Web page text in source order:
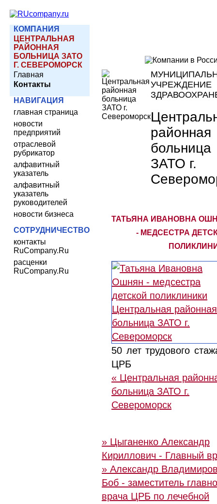
КОМПАНИЯ
ЦЕНТРАЛЬНАЯ
РАЙОННАЯ
БОЛЬНИЦА ЗАТО
Г. СЕВЕРОМОРСК
Главная
Контакты
НАВИГАЦИЯ
главная страница
новости
предприятий
отраслевой
рубрикатор
алфавитный
указатель
алфавитный
указатель
руководителей
новости бизнеса
СОТРУДНИЧЕСТВО
контакты
RuCompany.Ru
расценки
RuCompany.Ru
УЧРЕЖДЕНИЕ
районная
больница
ЗАТО г.
ТАТЬЯНА ИВАНОВНА
- МЕДСЕСТРА
50 лет трудового
ЦРБ
« Центральная
больница ЗАТО г.
Североморск
» Цыганенко Александр
Кириллович - Главный
» Александр
Боб - заместитель
врача ЦРБ по лечебной